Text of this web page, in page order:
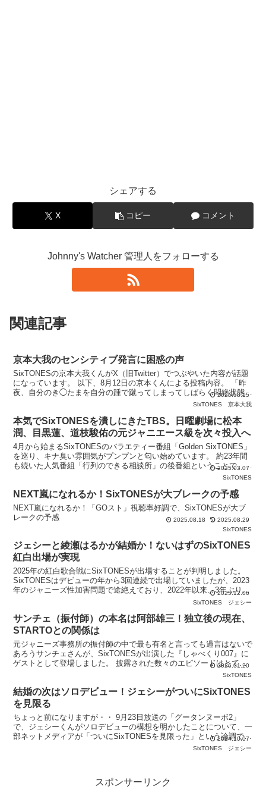
シェアする
X コピー コメント
Johnny's Watcher 管理人をフォローする
関連記事
京本大我のセンシティブ発言に困惑の声
SixTONESの京本大我くんがX（旧Twitter）でつぶやいた内容が話題
になっています。 以下、8月12日の京本くんによる投稿内容。 「昨
夜、自分のき◯たまを自分の踵で蹴ってしまってしばらく悶絶状態で
2025.08.15
SixTONES
京本大我
本気でSixTONESを潰しにきたTBS。日曜劇場に松本
潤、目黒蓮、道枝駿佑の元ジャニエース級を次々投入へ
4月から始まるSixTONESのバラエティー番組「Golden SixTONES」
を巡り、キナ臭い雰囲気がプンプンと匂い始めています。 約23年間
も続いた人気番組「行列のできる相談所」の後番組ということで、日
2025.03.07
SixTONES
NEXT嵐になれるか！SixTONESが大ブレークの予感
NEXT嵐になれるか！「GOスト」視聴率好調で、SixTONESが大ブ
レークの予感
2025.08.18
2025.08.29
SixTONES
ジェシーと綾瀬はるかが結婚か！ないはずのSixTONES
紅白出場が実現
2025年の紅白歌合戦にSixTONESが出場することが判明しました。
SixTONESはデビューの年から3回連続で出場していましたが、2023
年のジャニーズ性加害問題で途絶えており、2022年以来、3年ぶり4
2025.12.06
SixTONES
ジェシー
サンチェ（振付師）の本名は阿部雄三！独立後の現在、
STARTOとの関係は
元ジャニーズ事務所の振付師の中で最も有名と言っても過言はないで
あろうサンチェさんが、SixTONESが出演した『しゃべくり007』に
ゲストとして登場しました。 披露された数々のエピソードはとても
2026.01.20
SixTONES
結婚の次はソロデビュー！ジェシーがついにSixTONES
を見限る
ちょっと前になりますが・・ 9月23日放送の「グータンヌーボ2」
で、ジェシーくんがソロデビューの構想を明かしたことについて、一
部ネットメディアが「ついにSixTONESを見限った」という論調で報
2024.10.07
SixTONES
ジェシー
スポンサーリンク